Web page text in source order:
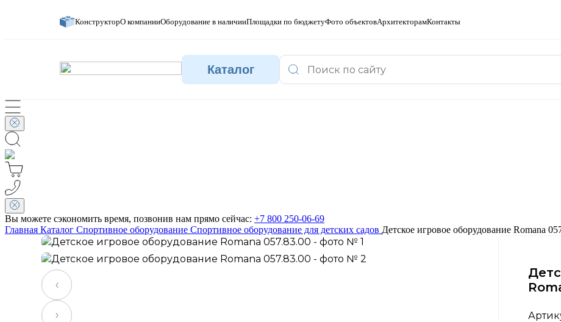
КонструкторО компанииОборудование в наличииПлощадки по бюджетуФото объектовАрхитекторамКонтакты
Каталог
Вы можете сэкономить время, позвонив нам прямо сейчас: +7 800 250-06-69
Главная Каталог Спортивное оборудование Спортивное оборудование для детских садов Детское игровое оборудование Romana